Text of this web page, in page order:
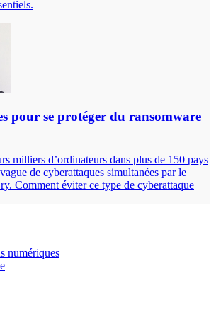
pour se protéger du ransomware
milliers d’ordinateurs dans plus de 150 pays
de cyberattaques simultanées par le
Comment éviter ce type de cyberattaque
numériques